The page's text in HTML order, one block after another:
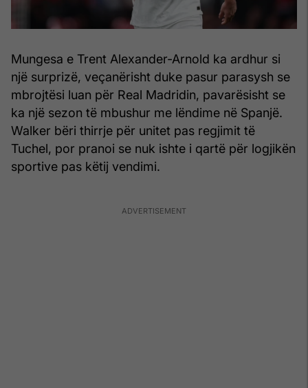
Mungesa e Trent Alexander-Arnold ka ardhur si
një surprizë, veçanërisht duke pasur parasysh se
mbrojtësi luan për Real Madridin, pavarësisht se
ka një sezon të mbushur me lëndime në Spanjë.
Walker bëri thirrje për unitet pas regjimit të
Tuchel, por pranoi se nuk ishte i qartë për logjikën
sportive pas këtij vendimi.